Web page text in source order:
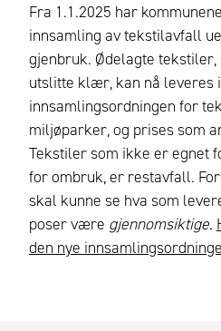
Fra 1.1.2025 har
innsamling av tekstilavfall
gjenbruk. Ødelagte
utslitte klær, kan nå leveres
innsamlingsordningen for
miljøparker, og prises som
Tekstiler som ikke er egnet
for ombruk, er restavfall.
skal kunne se hva som
poser være gjennomsiktige.
den nye